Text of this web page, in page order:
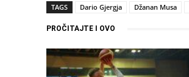
TAGS Dario Gjergja Džanan Musa
PROČITAJTE I OVO